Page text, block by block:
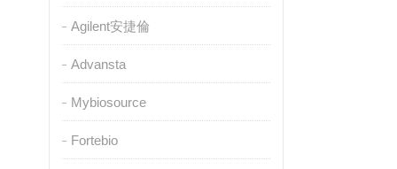
Agilent安捷倫
Advansta
Mybiosource
Fortebio